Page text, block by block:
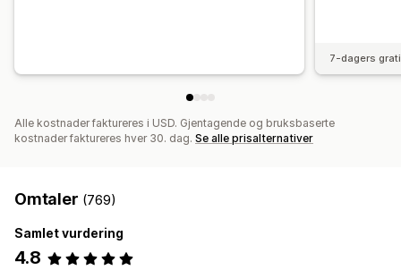
7-dagers
Alle kostnader faktureres i USD. Gjentagende og bruksbaserte
kostnader faktureres hver 30. dag. Se alle prisalternativer
Omtaler (769)
Samlet vurdering
4.8